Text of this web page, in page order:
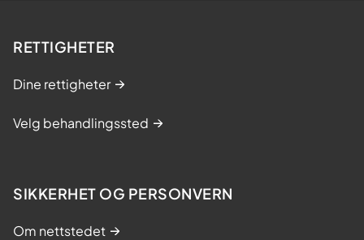
RETTIGHETER
Dine rettigheter
Velg behandlingssted
SIKKERHET OG PERSONVERN
Om nettstedet